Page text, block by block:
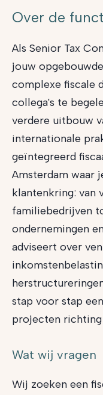
Over de
Als Senior Tax
jouw
complexe fiscale
collega's te
verdere uitbouw
internationale
geïntegreerd
Amsterdam waar
klantenkring: van
familiebedrijven
ondernemingen
adviseert over
stap voor stap
projecten richting
Wat wij vragen
Wij zoeken een